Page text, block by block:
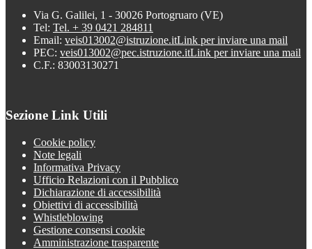
Via G. Galilei, 1 - 30026 Portogruaro (VE)
Tel: Tel. + 39 0421 284811
Email: veis013002@istruzione.itLink per inviare una mail
PEC: veis013002@pec.istruzione.itLink per inviare una mail
C.F.: 83003130271
Sezione Link Utili
Cookie policy
Note legali
Informativa Privacy
Ufficio Relazioni con il Pubblico
Dichiarazione di accessibilità
Obiettivi di accessibilità
Whistleblowing
Gestione consensi cookie
Amministrazione trasparente